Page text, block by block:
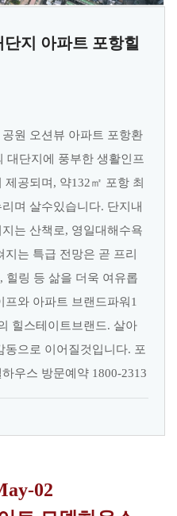
지 아파트 포항힐
원 오션뷰 아파트 포항환
대단지에 풍부한 생활인프
공되며, 약132㎡ 포항 최
며 살수있습니다. 단지내
는 산책로, 영일대해수욕
는 특급 전망은 곧 프리
힐링 등 삶을 더욱 여유롭
프와 아파트 브랜드파워1
힐스테이트브랜드. 살아
동으로 이어질것입니다. 포
우스 방문예약 1800-2313
02